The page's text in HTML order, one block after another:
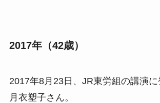
2017年（42歳）
2017年8月23日、JR東労組の講演
月衣塑子さん。